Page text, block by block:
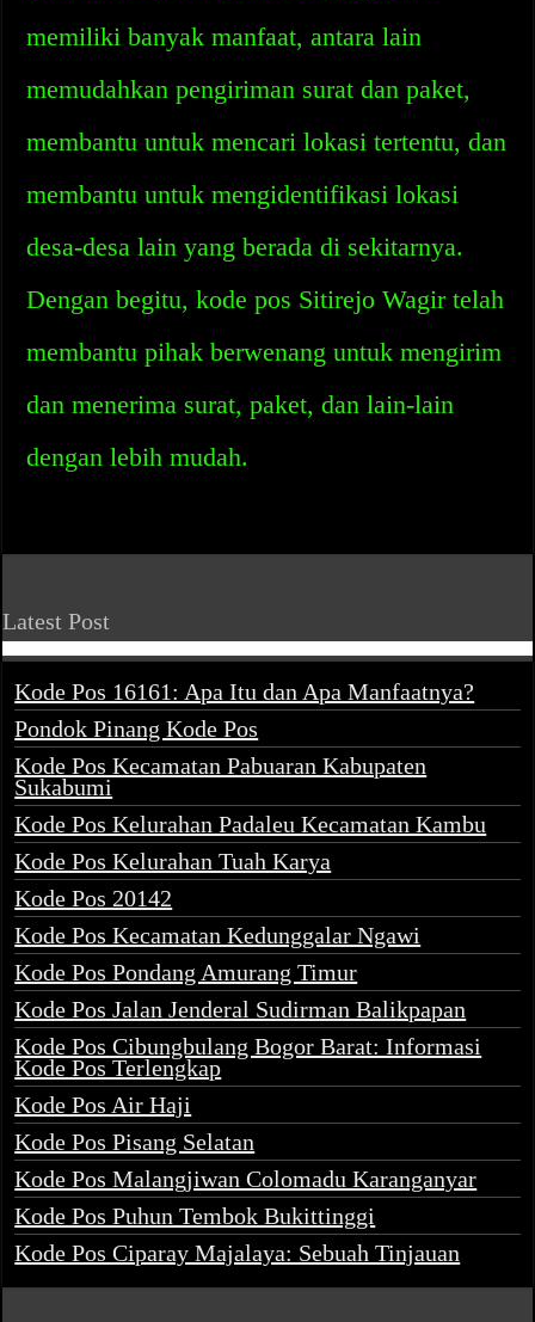
memiliki banyak manfaat, antara lain
memudahkan pengiriman surat dan paket,
membantu untuk mencari lokasi tertentu, dan
membantu untuk mengidentifikasi lokasi
desa-desa lain yang berada di sekitarnya.
Dengan begitu, kode pos Sitirejo Wagir telah
membantu pihak berwenang untuk mengirim
dan menerima surat, paket, dan lain-lain
dengan lebih mudah.
Latest Post
Kode Pos 16161: Apa Itu dan Apa Manfaatnya?
Pondok Pinang Kode Pos
Kode Pos Kecamatan Pabuaran Kabupaten
Sukabumi
Kode Pos Kelurahan Padaleu Kecamatan Kambu
Kode Pos Kelurahan Tuah Karya
Kode Pos 20142
Kode Pos Kecamatan Kedunggalar Ngawi
Kode Pos Pondang Amurang Timur
Kode Pos Jalan Jenderal Sudirman Balikpapan
Kode Pos Cibungbulang Bogor Barat: Informasi
Kode Pos Terlengkap
Kode Pos Air Haji
Kode Pos Pisang Selatan
Kode Pos Malangjiwan Colomadu Karanganyar
Kode Pos Puhun Tembok Bukittinggi
Kode Pos Ciparay Majalaya: Sebuah Tinjauan